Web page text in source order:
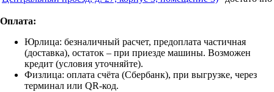
Оплата:
Юрлица: безналичный расчет, предоплата частичная
(доставка), остаток – при приезде машины. Возможен
кредит (условия уточняйте).
Физлица: оплата счёта (Сбербанк), при выгрузке, через
терминал или QR-код.